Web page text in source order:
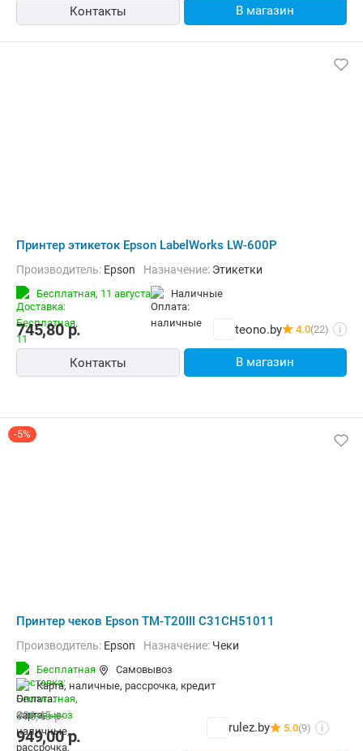
Контакты В магазин
Принтер этикеток Epson LabelWorks LW-600P
Производитель: Epson Назначение: Этикетки
Бесплатная, 11 августа наличные
745,80р. teono.by 4.0(22) i
Контакты В магазин
-5%
Принтер чеков Epson TM-T20III C31CH51011
Производитель: Epson Назначение: Чеки
Бесплатная
Самовывоз
карта, наличные, рассрочка, кредит
949,00р.
996,45р.
rulez.by 5.0(9) i